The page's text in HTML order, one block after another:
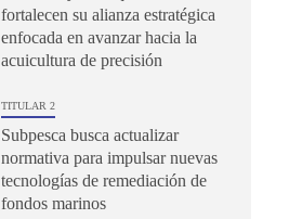
fortalecen su alianza estratégica
enfocada en avanzar hacia la
acuicultura de precisión
TITULAR 2
Subpesca busca actualizar
normativa para impulsar nuevas
tecnologías de remediación de
fondos marinos